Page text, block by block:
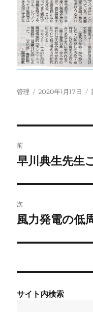
投
管理
投
2020年1月17日
稿
ビ
ゲ
ー
ン
前
前
投
稿:
早川典生先生
次
次
投
風力発電の低
サイト内検索